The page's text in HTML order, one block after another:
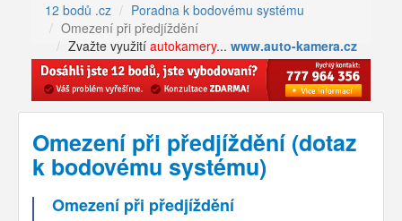
12 bodů .cz
Poradna k bodovému systému
Omezení při předjíždění
Zvažte využití autokamery... www.auto-kamera.cz
Omezení při předjíždění (dotaz
k bodovému systému)
Omezení při předjíždění